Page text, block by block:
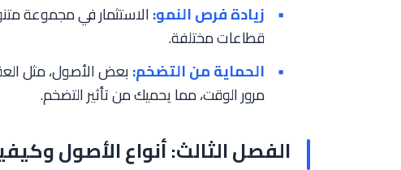
زيادة فرص النمو:الاستثمار في مجموعة
قطاعات مختلفة.
الحماية من التضخم:بعض الأصول، مثل
مرور الوقت، مما يحميك من تأثير التضخم.
الفصل الثالث: أنواع الأصول